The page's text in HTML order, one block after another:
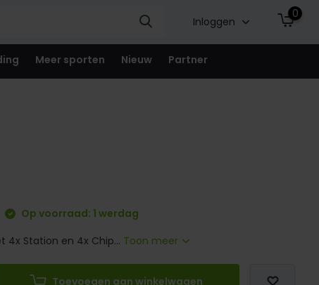
Inloggen
0
Meer sporten Nieuw Partner
Op voorraad: 1 werdag
4x Station en 4x Chip... Toon meer
Toevoegen aan winkelwagen